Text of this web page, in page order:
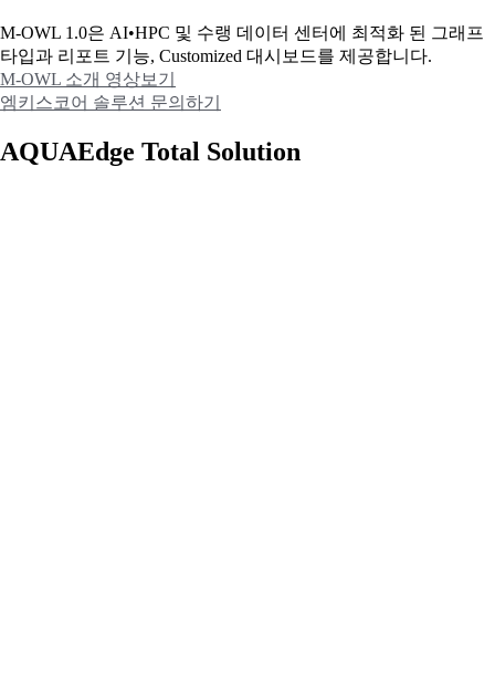
M-OWL 1.0은 AI•HPC 및 수랭 데이터 센터에 최적화 된 그래프
타입과 리포트 기능, Customized 대시보드를 제공합니다.
M-OWL 소개 영상보기
엠키스코어 솔루션 문의하기
AQUAEdge Total Solution